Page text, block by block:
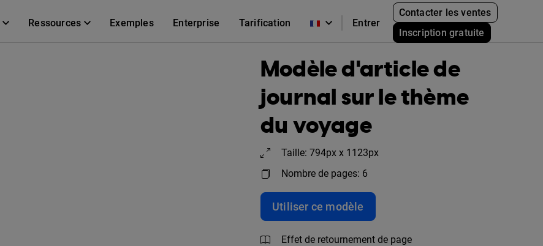
Ressources Exemples Enterprise Tarification Entrer
Contacter les ventes
Inscription gratuite
Modèle d'article de
journal sur le thème
du voyage
Taille: 794px x 1123px
Nombre de pages: 6
Utiliser ce modèle
Effet de retournement de page